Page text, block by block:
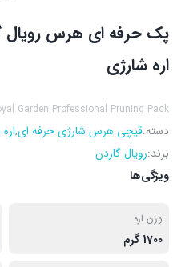
پک حرفه‌ ای هرس رویال
اره شارژی
Garden Professional Pruning Pack
دسته: قیچی هرس شارژی حرفه ای,
برند: رویال گاردن
ویژگی‌ها
وزن اره
1700 گرم